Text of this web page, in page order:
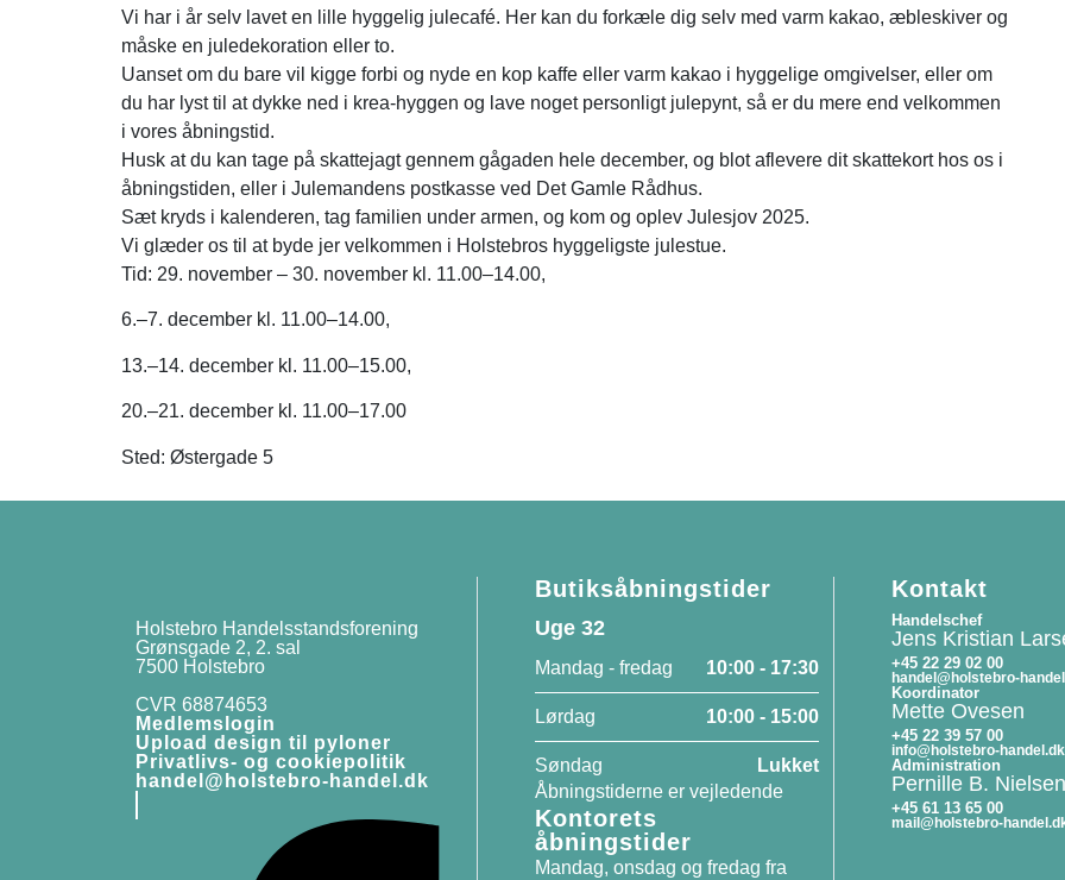
Vi har i år selv lavet en lille hyggelig julecafé. Her kan du forkæle dig selv med varm kakao, æbleskiver og
måske en juledekoration eller to.
Uanset om du bare vil kigge forbi og nyde en kop kaffe eller varm kakao i hyggelige omgivelser, eller om
du har lyst til at dykke ned i krea-hyggen og lave noget personligt julepynt, så er du mere end velkommen
i vores åbningstid.
Husk at du kan tage på skattejagt gennem gågaden hele december, og blot aflevere dit skattekort hos os i
åbningstiden, eller i Julemandens postkasse ved Det Gamle Rådhus.
Sæt kryds i kalenderen, tag familien under armen, og kom og oplev Julesjov 2025.
Vi glæder os til at byde jer velkommen i Holstebros hyggeligste julestue.
Tid: 29. november – 30. november kl. 11.00–14.00,
6.–7. december kl. 11.00–14.00,
13.–14. december kl. 11.00–15.00,
20.–21. december kl. 11.00–17.00
Sted: Østergade 5
Holstebro Handelsstandsforening
Grønsgade 2, 2. sal
7500 Holstebro
CVR 68874653
Medlemslogin
Upload design til pyloner
Privatlivs- og cookiepolitik
handel@holstebro-handel.dk
Butiksåbningstider
Uge 32
Mandag - fredag 10:00 - 17:30
Lørdag 10:00 - 15:00
Søndag
Lukket
Åbningstiderne er vejledende
Kontorets
åbningstider
Mandag, onsdag og fredag fra
Kontakt
Handelschef
Jens Kristian
+45 22 29 02 00
handel@holstebro-
Koordinator
Mette Ovesen
+45 22 39 57 00
info@holstebro-handel.dk
Administration
Pernille B. Nielsen
+45 61 13 65 00
mail@holstebro-